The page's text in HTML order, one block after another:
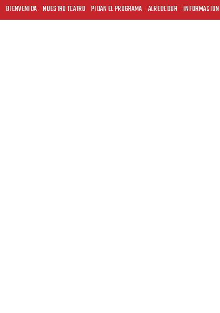
BIENVENIDA NUESTRO TEATRO PIDAN EL PROGRAMA ALREDEDOR